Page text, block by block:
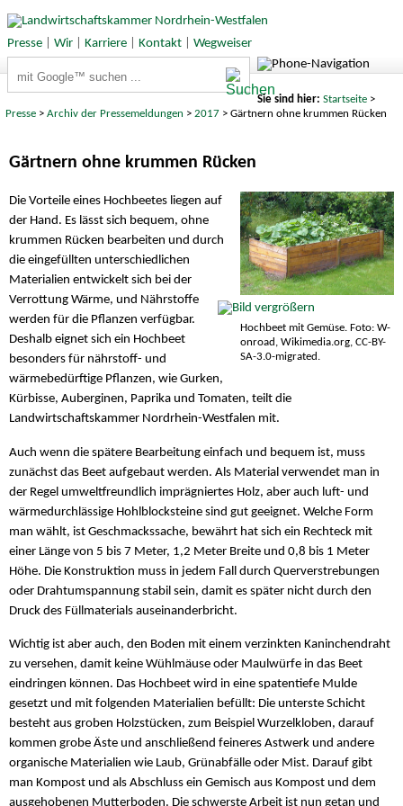
Presse| Wir| Karriere| Kontakt| Wegweiser
Sie sind hier: Startseite>
Presse >Archiv der Pressemeldungen > 2017 > Gärtnern ohne krummen Rücken
Gärtnern ohne krummen Rücken
Hochbeet mit Gemüse. Foto: W-
onroad, Wikimedia.org, CC-BY-
SA-3.0-migrated.
Die Vorteile eines Hochbeetes liegen auf
der Hand. Es lässt sich bequem, ohne
krummen Rücken bearbeiten und durch
die eingefüllten unterschiedlichen
Materialien entwickelt sich bei der
Verrottung Wärme, und Nährstoffe
werden für die Pflanzen verfügbar.
Deshalb eignet sich ein Hochbeet
besonders für nährstoff- und
wärmebedürftige Pflanzen, wie Gurken,
Kürbisse, Auberginen, Paprika und Tomaten, teilt die
Landwirtschaftskammer Nordrhein-Westfalen mit.
Auch wenn die spätere Bearbeitung einfach und bequem ist, muss
zunächst das Beet aufgebaut werden. Als Material verwendet man in
der Regel umweltfreundlich imprägniertes Holz, aber auch luft- und
wärmedurchlässige Hohlblocksteine sind gut geeignet. Welche Form
man wählt, ist Geschmackssache, bewährt hat sich ein Rechteck mit
einer Länge von 5 bis 7 Meter, 1,2 Meter Breite und 0,8 bis 1 Meter
Höhe. Die Konstruktion muss in jedem Fall durch Querverstrebungen
oder Drahtumspannung stabil sein, damit es später nicht durch den
Druck des Füllmaterials auseinanderbricht.
Wichtig ist aber auch, den Boden mit einem verzinkten Kaninchendraht
zu versehen, damit keine Wühlmäuse oder Maulwürfe in das Beet
eindringen können. Das Hochbeet wird in eine spatentiefe Mulde
gesetzt und mit folgenden Materialien befüllt: Die unterste Schicht
besteht aus groben Holzstücken, zum Beispiel Wurzelkloben, darauf
kommen grobe Äste und anschließend feineres Astwerk und andere
organische Materialien wie Laub, Grünabfälle oder Mist. Darauf gibt
man Kompost und als Abschluss ein Gemisch aus Kompost und dem
ausgehobenen Mutterboden. Die schwerste Arbeit ist nun getan und